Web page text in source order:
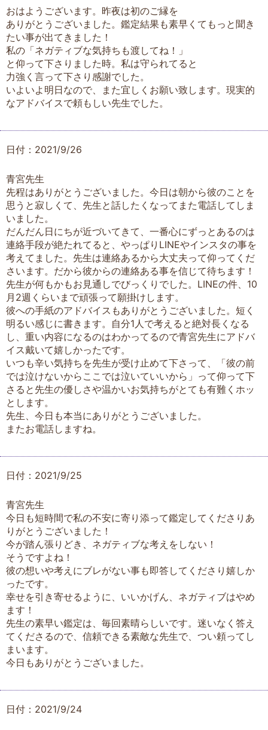
おはようございます。昨夜は初のご縁を
ありがとうございました。鑑定結果も素早くてもっと聞き
たい事が出てきました！
私の「ネガティブな気持ちも渡してね！」
と仰って下さりました時。私は守られてると
力強く言って下さり感謝でした。
いよいよ明日なので、また宜しくお願い致します。現実的
なアドバイスで頼もしい先生でした。
日付：2021/9/26
青宮先生
先程はありがとうございました。今日は朝から彼のことを
思うと寂しくて、先生と話したくなってまた電話してしま
いました。
だんだん日にちが近づいてきて、一番心にずっとあるのは
連絡手段が絶たれてると、やっぱりLINEやインスタの事を
考えてました。先生は連絡あるから大丈夫って仰ってくだ
さいます。だから彼からの連絡ある事を信じて待ちます！
先生が何もかもお見通しでびっくりでした。LINEの件、10
月2週くらいまで頑張って願掛けします。
彼への手紙のアドバイスもありがとうございました。短く
明るい感じに書きます。自分1人で考えると絶対長くなる
し、重い内容になるのはわかってるので青宮先生にアドバ
イス戴いて嬉しかったです。
いつも辛い気持ちを先生が受け止めて下さって、「彼の前
では泣けないからここでは泣いていいから」って仰って下
さると先生の優しさや温かいお気持ちがとても有難くホッ
とします。
先生、今日も本当にありがとうございました。
またお電話しますね。
日付：2021/9/25
青宮先生
今日も短時間で私の不安に寄り添って鑑定してくださりあ
りがとうございました！
今が踏ん張りどき、ネガティブな考えをしない！
そうですよね！
彼の想いや考えにブレがない事も即答してくださり嬉しか
ったです。
幸せを引き寄せるように、いいかげん、ネガティブはやめ
ます！
先生の素早い鑑定は、毎回素晴らしいです。迷いなく答え
てくださるので、信頼できる素敵な先生で、つい頼ってし
まいます。
今日もありがとうございました。
日付：2021/9/24